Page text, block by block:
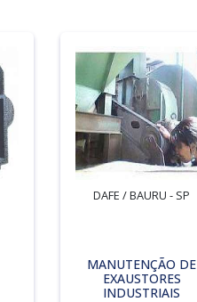
DAFE / BAURU - SP
MANUTENÇÃO DE
EXAUSTORES
INDUSTRIAIS